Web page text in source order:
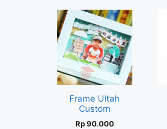
Frame Ultah
Custom
Rp90.000